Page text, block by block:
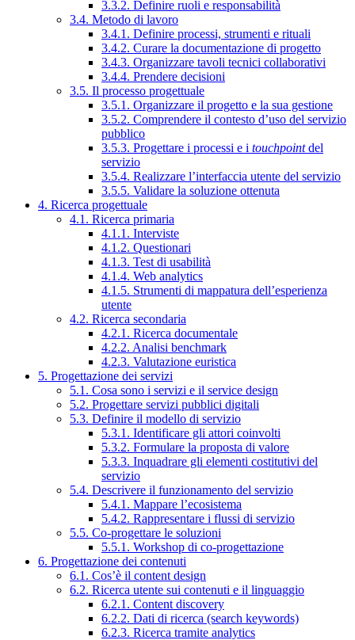
3.3.2. Definire ruoli e responsabilità
3.4. Metodo di lavoro
3.4.1. Definire processi, strumenti e rituali
3.4.2. Curare la documentazione di progetto
3.4.3. Organizzare tavoli tecnici collaborativi
3.4.4. Prendere decisioni
3.5. Il processo progettuale
3.5.1. Organizzare il progetto e la sua gestione
3.5.2. Comprendere il contesto d’uso del servizio
pubblico
3.5.3. Progettare i processi e i touchpointdel
servizio
3.5.4. Realizzare l’interfaccia utente del servizio
3.5.5. Validare la soluzione ottenuta
4. Ricerca progettuale
4.1. Ricerca primaria
4.1.1. Interviste
4.1.2. Questionari
4.1.3. Test di usabilità
4.1.4. Web analytics
4.1.5. Strumenti di mappatura dell’esperienza
utente
4.2. Ricerca secondaria
4.2.1. Ricerca documentale
4.2.2. Analisi benchmark
4.2.3. Valutazione euristica
5. Progettazione dei servizi
5.1. Cosa sono i servizi e il service design
5.2. Progettare servizi pubblici digitali
5.3. Definire il modello di servizio
5.3.1. Identificare gli attori coinvolti
5.3.2. Formulare la proposta di valore
5.3.3. Inquadrare gli elementi costitutivi del
servizio
5.4. Descrivere il funzionamento del servizio
5.4.1. Mappare l’ecosistema
5.4.2. Rappresentare i flussi di servizio
5.5. Co-progettare le soluzioni
5.5.1. Workshop di co-progettazione
6. Progettazione dei contenuti
6.1. Cos’è il content design
6.2. Ricerca utente sui contenuti e il linguaggio
6.2.1. Content discovery
6.2.2. Dati di ricerca (search keywords)
6.2.3. Ricerca tramite analytics